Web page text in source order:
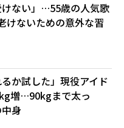
けない」…55歳の人気歌
けないための意外な習
るか試した」現役アイド
増…90kgまで太っ
身